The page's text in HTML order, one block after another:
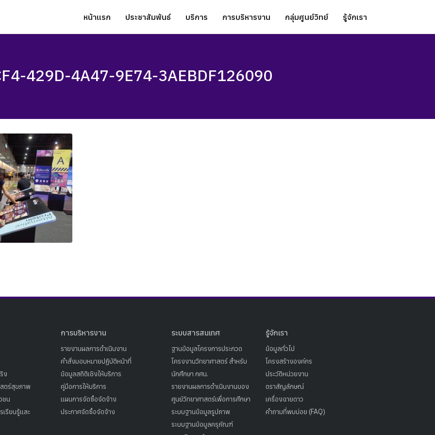
หน้าแรก ประชาสัมพันธ์ บริการ การบริหารงาน กลุ่มศูนย์วิทย์ รู้จักเรา
429D-4A47-9E74-3AEBDF126090
ง
ตร์สุขภาพ
ชน
เรียนรู้และ
การบริหารงาน
รายงานผลการดำเนินงาน
คำสั่งมอบหมายปฏิบัติหน้าที่
ข้อมูลสถิติเชิงให้บริการ
คู่มือการให้บริการ
แผนการจัดซื้อจัดจ้าง
ประกาศจัดซื้อจัดจ้าง
ระบบสารสนเทศ
ฐานข้อมูลโครงการประกวด
โครงงานวิทยาศาสตร์ สำหรับ
นักศึกษา กศน.
รายงานผลการดำเนินงานของ
ศูนย์วิทยาศาสตร์เพื่อการศึกษา
ระบบฐานข้อมูลรูปภาพ
ระบบฐานข้อมูลครุภัณฑ์
รู้จักเรา
ข้อมูลทั่วไป
โครงสร้างองค์กร
ประวัติหน่วยงาน
ตราสัญลักษณ์
เครื่องฉายดาว
คำถามที่พบบ่อย (FAQ)